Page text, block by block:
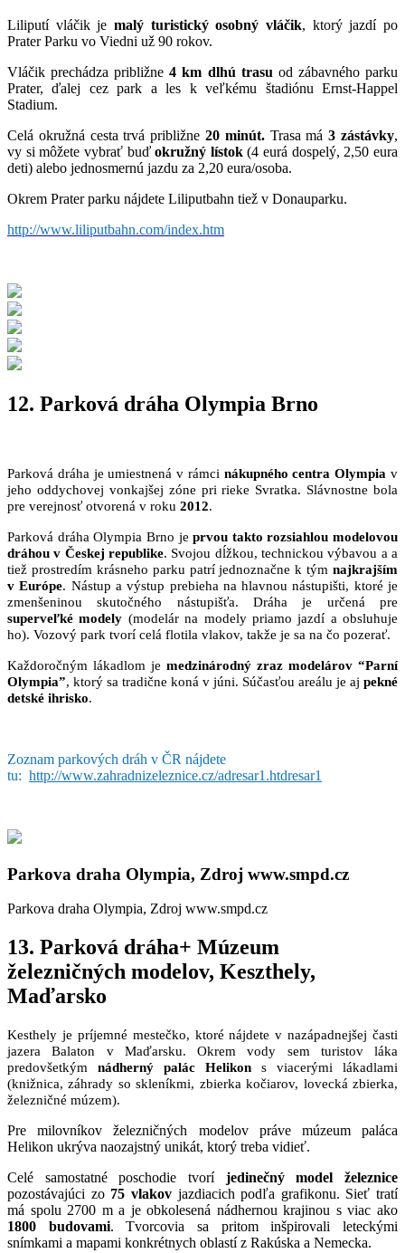
Liliputí vláčik je malý turistický osobný vláčik, ktorý jazdí po
Prater Parku vo Viedni už 90 rokov.
Vláčik prechádza približne4 km dlhú trasu od zábavného parku
Prater, ďalej cez park a les k veľkému štadiónu Ernst-Happel
Stadium.
Celá okružná cesta trvá približne 20 minút.Trasa má3 zástávky,
vy si môžete vybrať buďokružný lístok(4 eurá dospelý, 2,50 eura
deti) alebo jednosmernú jazdu za 2,20 eura/osoba.
Okrem Prater parku nájdete Liliputbahn tiež v Donauparku.
http://www.liliputbahn.com/index.htm
12. Parková dráha Olympia Brno
Parková dráha je umiestnená v rámci nákupného centra Olympia v
jeho oddychovej vonkajšej zóne pri rieke Svratka. Slávnostne bola
pre verejnosť otvorená v roku 2012.
Parková dráha Olympia Brno jeprvou takto rozsiahlou modelovou
dráhou v Českej republike. Svojou dĺžkou, technickou výbavou a a
tiež prostredím krásneho parku patrí jednoznačne k tým najkrajším
v Európe. Nástup a výstup prebieha na hlavnou nástupišti, ktoré je
zmenšeninou skutočného nástupišťa. Dráha je určená pre
superveľké modely (modelár na modely priamo jazdí a obsluhuje
ho). Vozový park tvorí celá flotila vlakov, takže je sa na čo pozerať.
Každoročným lákadlom je medzinárodný zraz modelárov “Parní
Olympia”, ktorý sa tradične koná v júni. Súčasťou areálu je aj pekné
detské ihrisko.
Zoznam parkových dráh v ČR nájdete
tu: http://www.zahradnizeleznice.cz/adresar1.htdresar1
Parkova draha Olympia, Zdroj www.smpd.cz
Parkova draha Olympia, Zdroj www.smpd.cz
13. Parková dráha+ Múzeum
železničných modelov, Keszthely,
Maďarsko
Kesthely je príjemné mestečko, ktoré nájdete v nazápadnejšej časti
jazera Balaton v Maďarsku. Okrem vody sem turistov láka
predovšetkým nádherný palác Helikon s viacerými lákadlami
(knižnica, záhrady so skleníkmi, zbierka kočiarov, lovecká zbierka,
železničné múzem).
Pre milovníkov železničných modelov práve múzeum paláca
Helikon ukrýva naozajstný unikát, ktorý treba vidieť.
Celé samostatné poschodie tvorí jedinečný model železnice
pozostávajúci zo 75 vlakovjazdiacich podľa grafikonu. Sieť tratí
má spolu 2700 m a je obkolesená nádhernou krajinou s viac ako
1800 budovami. Tvorcovia sa pritom inšpirovali leteckými
snímkami a mapami konkrétnych oblastí z Rakúska a Nemecka.